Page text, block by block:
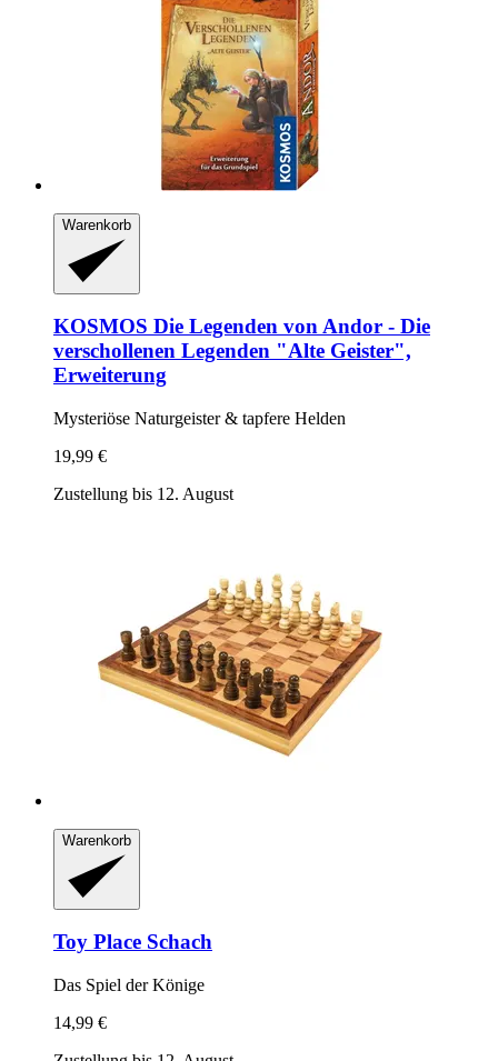
Warenkorb
KOSMOS Die Legenden von Andor -​ Die
verschollenen Legenden "Alte Geister",
Erweiterung
Mysteriöse Naturgeister & tapfere Helden
19,99 €
Zustellung bis 12. August
Warenkorb
Toy Place Schach
Das Spiel der Könige
14,99 €